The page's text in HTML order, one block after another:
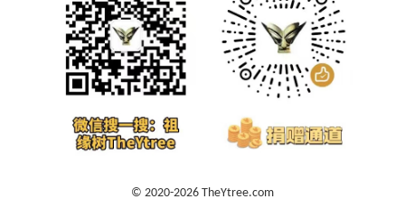
© 2020-2026 TheYtree.com